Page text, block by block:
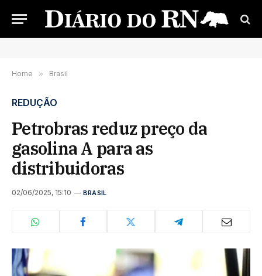
Home » Brasil
REDUÇÃO
Petrobras reduz preço da
gasolina A para as
distribuidoras
02/06/2025, 15:10 BRASIL